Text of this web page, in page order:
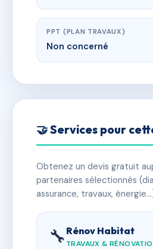
PPT (PLAN TRAVAUX)
Non concerné
🤝 Services pour
Obtenez un devis gratuit
partenaires sélectionnés
assurance, travaux,
🔧 Rénov Habitat
TRAVAUX &